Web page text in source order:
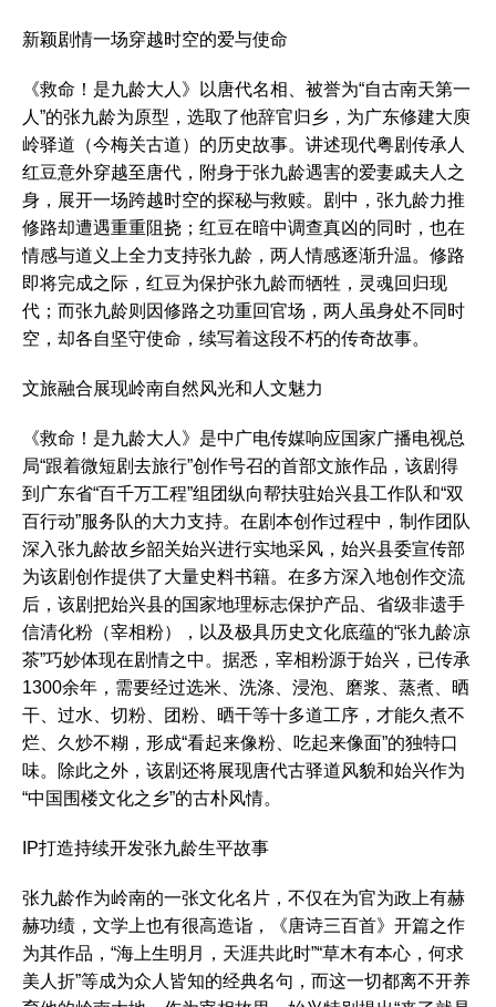
新颖剧情一场穿越时空的爱与使命
《救命！是九龄大人》以唐代名相、被誉为“自古南天第一
人”的张九龄为原型，选取了他辞官归乡，为广东修建大庾
岭驿道（今梅关古道）的历史故事。讲述现代粤剧传承人
红豆意外穿越至唐代，附身于张九龄遇害的爱妻戚夫人之
身，展开一场跨越时空的探秘与救赎。剧中，张九龄力推
修路却遭遇重重阻挠；红豆在暗中调查真凶的同时，也在
情感与道义上全力支持张九龄，两人情感逐渐升温。修路
即将完成之际，红豆为保护张九龄而牺牲，灵魂回归现
代；而张九龄则因修路之功重回官场，两人虽身处不同时
空，却各自坚守使命，续写着这段不朽的传奇故事。
文旅融合展现岭南自然风光和人文魅力
《救命！是九龄大人》是中广电传媒响应国家广播电视总
局“跟着微短剧去旅行”创作号召的首部文旅作品，该剧得
到广东省“百千万工程”组团纵向帮扶驻始兴县工作队和“双
百行动”服务队的大力支持。在剧本创作过程中，制作团队
深入张九龄故乡韶关始兴进行实地采风，始兴县委宣传部
为该剧创作提供了大量史料书籍。在多方深入地创作交流
后，该剧把始兴县的国家地理标志保护产品、省级非遗手
信清化粉（宰相粉），以及极具历史文化底蕴的“张九龄凉
茶”巧妙体现在剧情之中。据悉，宰相粉源于始兴，已传承
1300余年，需要经过选米、洗涤、浸泡、磨浆、蒸煮、晒
干、过水、切粉、团粉、晒干等十多道工序，才能久煮不
烂、久炒不糊，形成“看起来像粉、吃起来像面”的独特口
味。除此之外，该剧还将展现唐代古驿道风貌和始兴作为
“中国围楼文化之乡”的古朴风情。
IP打造持续开发张九龄生平故事
张九龄作为岭南的一张文化名片，不仅在为官为政上有赫
赫功绩，文学上也有很高造诣，《唐诗三百首》开篇之作
为其作品，“海上生明月，天涯共此时”“草木有本心，何求
美人折”等成为众人皆知的经典名句，而这一切都离不开养